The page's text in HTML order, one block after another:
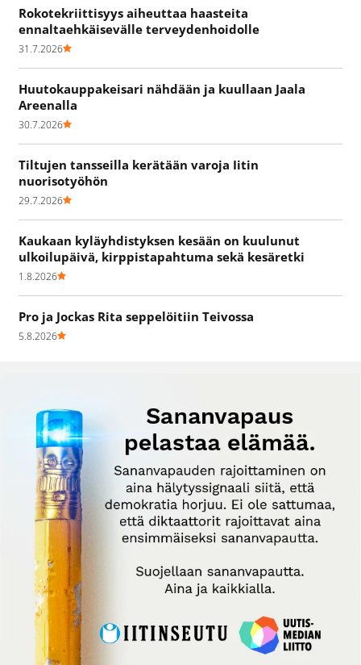
Rokotekriittisyys aiheuttaa haasteita
ennaltaehkäisevälle terveydenhoidolle
31.7.2026
Huutokauppakeisari nähdään ja kuullaan Jaala
Areenalla
30.7.2026
Tiltujen tansseilla kerätään varoja Iitin
nuorisotyöhön
29.7.2026
Kaukaan kyläyhdistyksen kesään on kuulunut
ulkoilupäivä, kirppistapahtuma sekä kesäretki
1.8.2026
Pro ja Jockas Rita seppelöitiin Teivossa
5.8.2026